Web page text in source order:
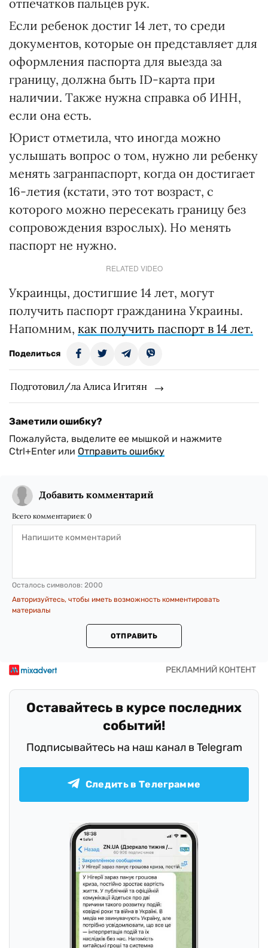
отпечатков пальцев рук.
Если ребенок достиг 14 лет, то среди
документов, которые он представляет для
оформления паспорта для выезда за
границу, должна быть ID-карта при
наличии. Также нужна справка об ИНН,
если она есть.
Юрист отметила, что иногда можно
услышать вопрос о том, нужно ли ребенку
менять загранпаспорт, когда он достигает
16-летия (кстати, это тот возраст, с
которого можно пересекать границу без
сопровождения взрослых). Но менять
паспорт не нужно.
RELATED VIDEO
Украинцы, достигшие 14 лет, могут
получить паспорт гражданина Украины.
Напомним, как получить паспорт в 14 лет.
Поделиться
Подготовил/ла Алиса Игитян
Заметили ошибку?
Пожалуйста, выделите ее мышкой и нажмите
Ctrl+Enter или Отправить ошибку
Добавить комментарий
Всего комментариев: 0
Осталось символов: 2000
Авторизуйтесь, чтобы иметь возможность комментировать
материалы
ОТПРАВИТЬ
Оставайтесь в курсе последних
событий!
Подписывайтесь на наш канал в Telegram
Следить в Телеграмме